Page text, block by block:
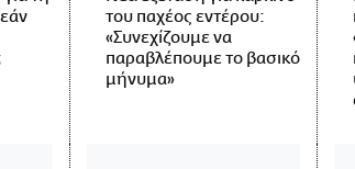
του παχέος εντέρου:
«Συνεχίζουμε να
παραβλέπουμε το βασικό
μήνυμα»